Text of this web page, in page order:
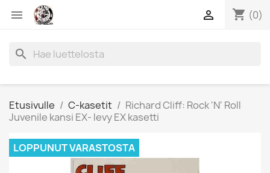
 shopping_cart (0)

search
Etusivulle C-kasetit
Richard Cliff: Rock 'N' Roll
Juvenile kansi EX- levy EX kasetti
LOPPUNUT VARASTOSTA